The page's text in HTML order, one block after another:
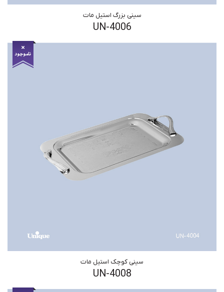
سینی بزرگ استیل مات
UN-4006
سینی کوچک استیل مات
UN-4008